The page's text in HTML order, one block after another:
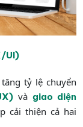
UI)
tỷ lệ chuyển
và giao diện
cải thiện cả hai